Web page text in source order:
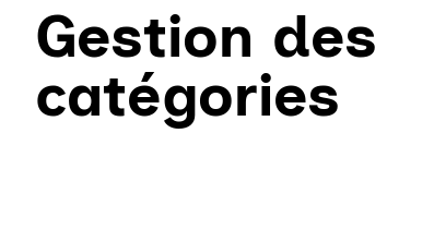
Gestion des
catégories